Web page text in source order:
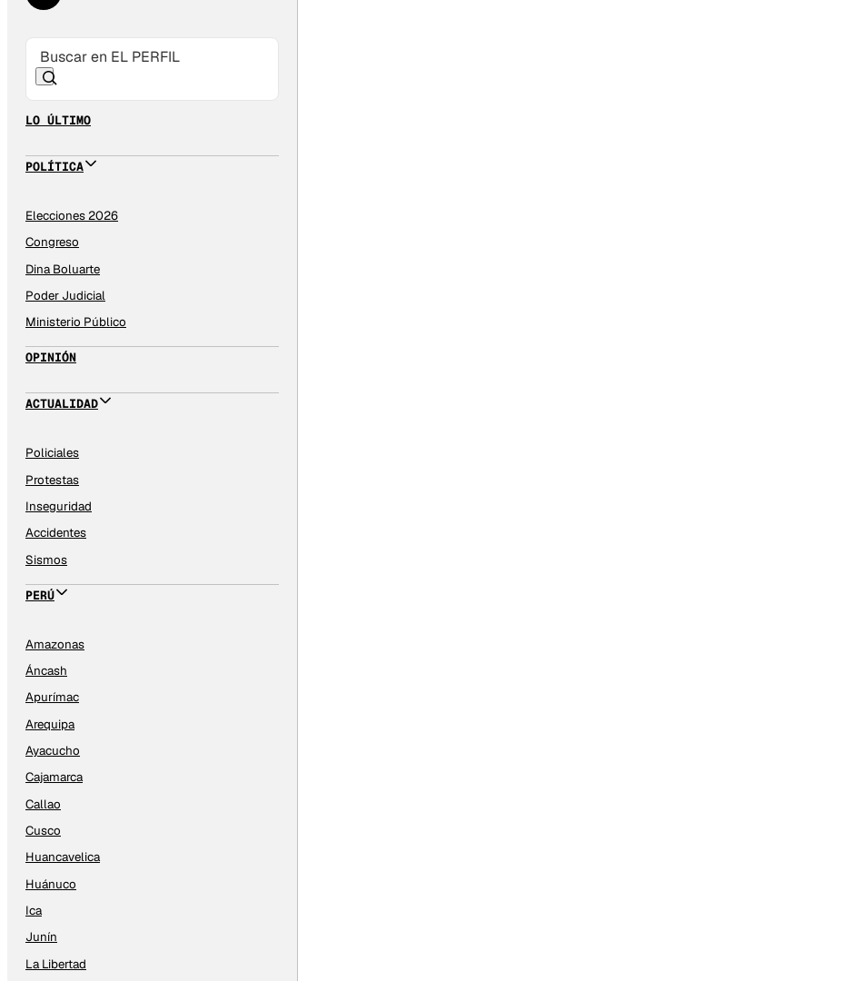
LO ÚLTIMO
POLÍTICA
Elecciones 2026
Congreso
Dina Boluarte
Poder Judicial
Ministerio Público
OPINIÓN
ACTUALIDAD
Policiales
Protestas
Inseguridad
Accidentes
Sismos
PERÚ
Amazonas
Áncash
Apurímac
Arequipa
Ayacucho
Cajamarca
Callao
Cusco
Huancavelica
Huánuco
Ica
Junín
La Libertad